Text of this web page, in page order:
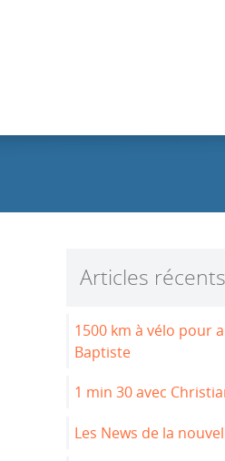
Articles récents
1500 km à vélo pour
Baptiste
1 min 30 avec
Les News de la